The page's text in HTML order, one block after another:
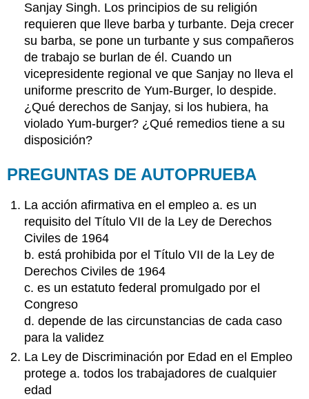
Sanjay Singh. Los principios de su religión
requieren que lleve barba y turbante. Deja crecer
su barba, se pone un turbante y sus compañeros
de trabajo se burlan de él. Cuando un
vicepresidente regional ve que Sanjay no lleva el
uniforme prescrito de Yum-Burger, lo despide.
¿Qué derechos de Sanjay, si los hubiera, ha
violado Yum-burger? ¿Qué remedios tiene a su
disposición?
PREGUNTAS DE AUTOPRUEBA
La acción afirmativa en el empleo a. es un
requisito del Título VII de la Ley de Derechos
Civiles de 1964
b. está prohibida por el Título VII de la Ley de
Derechos Civiles de 1964
c. es un estatuto federal promulgado por el
Congreso
d. depende de las circunstancias de cada caso
para la validez
La Ley de Discriminación por Edad en el Empleo
protege a. todos los trabajadores de cualquier
edad